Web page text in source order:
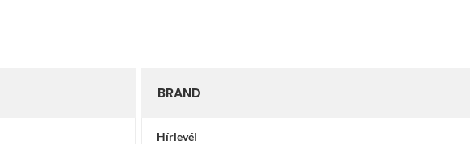
BRAND
Hírlevél